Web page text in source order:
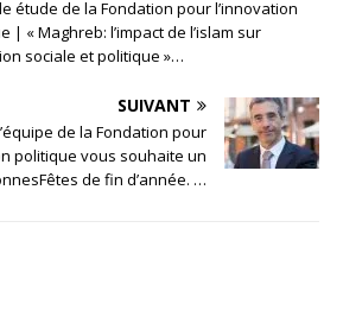
étude de la Fondation pour l’innovation
| « Maghreb: l’impact de l’islam sur
sociale et politique »…
SUIVANT
de la Fondation pour
politique vous souhaite un
de fin d’année.⁠ …